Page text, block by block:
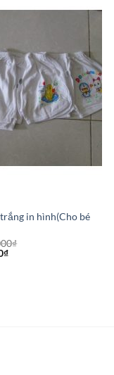
in hình(Cho bé
₫
₫